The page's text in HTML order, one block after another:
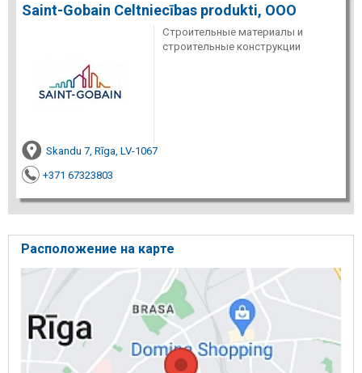
Saint-Gobain Celtniecības produkti, ООО
Строительные материалы и
строительные конструкции
Skandu 7, Rīga, LV-1067
+371 67323803
Расположение на карте